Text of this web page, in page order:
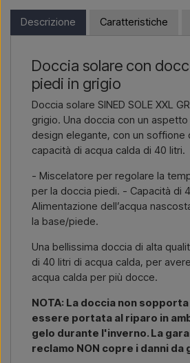
grande? Contattaci – rispondiamo
Scrivici →
webshop. Puoi invece contattarci e
consegna e, se necessario, documenti
link all’articolo) e dove deve essere
riceverai un’offerta.
Contattaci via email →
Descrizione Caratteristiche
Doccia solare con
piedi in grigio
Doccia solare SINED SOLE XXL
grigio. Una doccia con un
design elegante, con un soffione
capacità di acqua calda di 40 litri.
- Miscelatore per regolare la
per la doccia piedi. - Capacità di
Alimentazione dell’acqua
la base/piede.
Una bellissima doccia di alta
di 40 litri di acqua calda, per
acqua calda per più docce.
NOTA: La doccia non
essere portata al riparo in
gelo durante l'inverno. La
reclamo NON copre i danni da